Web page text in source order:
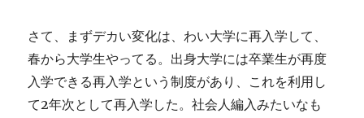
さて、まずデカい変化は、わい大学に再入学して、
春から大学生やってる。出身大学には卒業生が再度
入学できる再入学という制度があり、これを利用し
て2年次として再入学した。社会人編入みたいなも